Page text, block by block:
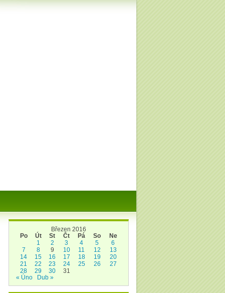
Březen 2016
Po
Út St Čt Pá So
Ne
1
2 3 4 5
6
7
8 9 10 11 12
13
14
15 16 17 18 19
20
21
22 23 24 25 26
27
28
29 30
31
« Úno
Dub »